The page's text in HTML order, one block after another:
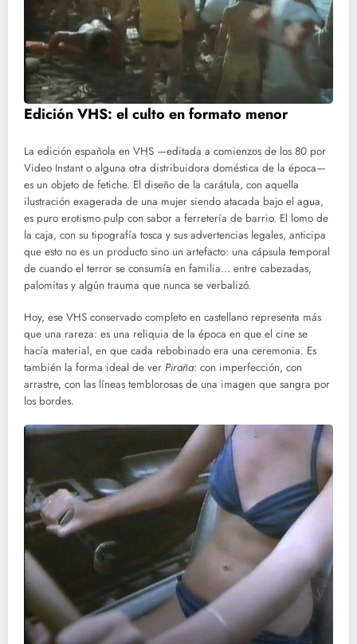
Edición VHS: el culto en formato menor
La edición española en VHS —editada a comienzos de los 80 por
Video Instant o alguna otra distribuidora doméstica de la época—
es un objeto de fetiche. El diseño de la carátula, con aquella
ilustración exagerada de una mujer siendo atacada bajo el agua,
es puro erotismo pulp con sabor a ferretería de barrio. El lomo de
la caja, con su tipografía tosca y sus advertencias legales, anticipa
que esto no es un producto sino un artefacto: una cápsula temporal
de cuando el terror se consumía en familia… entre cabezadas,
palomitas y algún trauma que nunca se verbalizó.
Hoy, ese VHS conservado completo en castellano representa más
que una rareza: es una reliquia de la época en que el cine se
hacía material, en que cada rebobinado era una ceremonia. Es
también la forma ideal de ver Piraña: con imperfección, con
arrastre, con las líneas temblorosas de una imagen que sangra por
los bordes.